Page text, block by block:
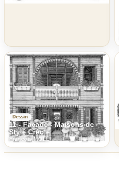
Dessin
11 - Facade - Maisons de
Style Créole
Francois MOLL